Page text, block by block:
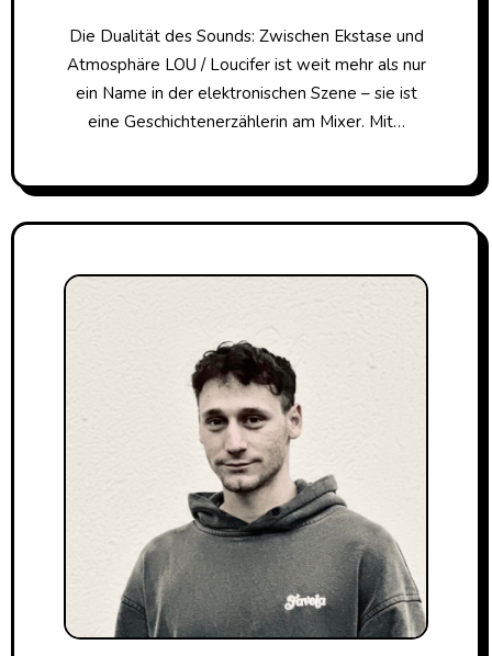
Die Dualität des Sounds: Zwischen Ekstase und
Atmosphäre LOU / Loucifer ist weit mehr als nur
ein Name in der elektronischen Szene – sie ist
eine Geschichtenerzählerin am Mixer. Mit…